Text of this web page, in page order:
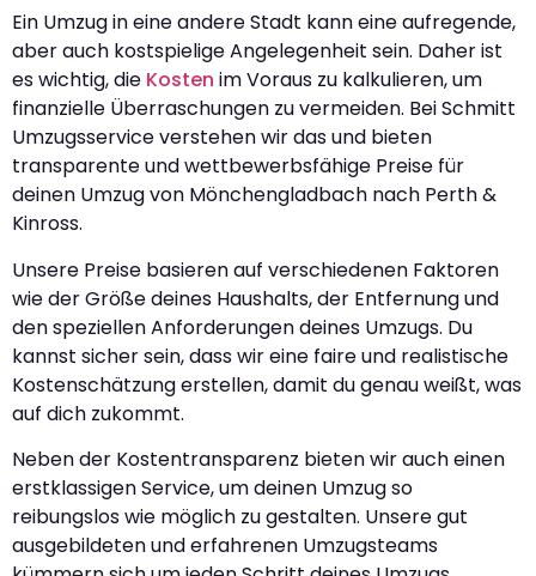
Ein Umzug in eine andere Stadt kann eine aufregende,
aber auch kostspielige Angelegenheit sein. Daher ist
es wichtig, die Kosten im Voraus zu kalkulieren, um
finanzielle Überraschungen zu vermeiden. Bei Schmitt
Umzugsservice verstehen wir das und bieten
transparente und wettbewerbsfähige Preise für
deinen Umzug von Mönchengladbach nach Perth &
Kinross.
Unsere Preise basieren auf verschiedenen Faktoren
wie der Größe deines Haushalts, der Entfernung und
den speziellen Anforderungen deines Umzugs. Du
kannst sicher sein, dass wir eine faire und realistische
Kostenschätzung erstellen, damit du genau weißt, was
auf dich zukommt.
Neben der Kostentransparenz bieten wir auch einen
erstklassigen Service, um deinen Umzug so
reibungslos wie möglich zu gestalten. Unsere gut
ausgebildeten und erfahrenen Umzugsteams